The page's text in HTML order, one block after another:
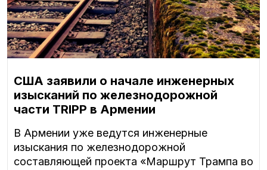
США заявили о начале инженерных
изысканий по железнодорожной
части TRIPP в Армении
В Армении уже ведутся инженерные
изыскания по железнодорожной
составляющей проекта «Маршрут Трампа во